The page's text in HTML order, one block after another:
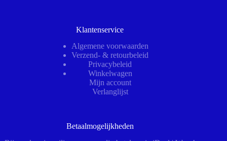
Klantenservice
Algemene voorwaarden
Verzend- & retourbeleid
Privacybeleid
Winkelwagen
Mijn account
Verlanglijst
Betaalmogelijkheden